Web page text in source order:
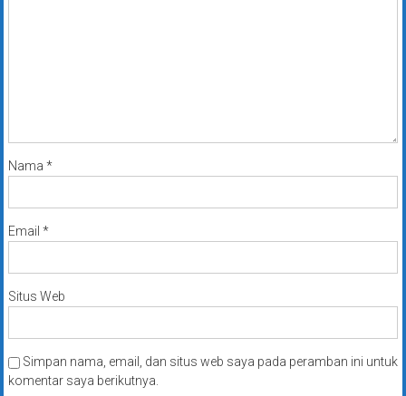
Nama *
Email *
Situs Web
Simpan nama, email, dan situs web saya pada peramban ini untuk
komentar saya berikutnya.